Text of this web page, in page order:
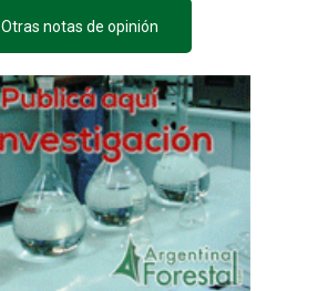
Otras notas de opinión